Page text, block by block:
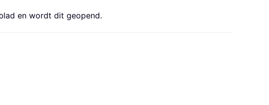
en wordt dit geopend.